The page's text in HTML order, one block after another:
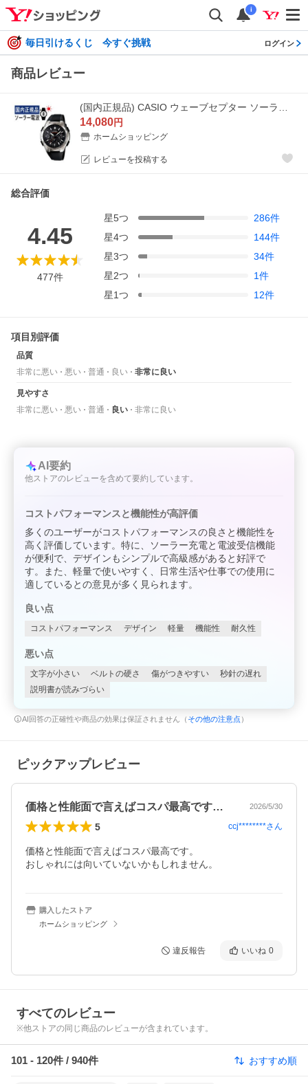
i
毎日引けるくじ 今すぐ挑戦 ログイン
商品レビュー
14,080円
ホームショッピング
レビューを投稿する
総合評価
4.45
477件
星5つ 286件
星4つ 144件
星3つ 34件
星2つ 1件
星1つ 12件
項目別評価
品質
非常に悪い
悪い 普通 良い 非常に良い
見やすさ
非常に悪い
悪い 普通 良い 非常に良い
AI要約
他ストアのレビューを含めて要約しています。
コストパフォーマンスと機能性が高評価
多くのユーザーがコストパフォーマンスの良さと機能性を
高く評価しています。特に、ソーラー充電と電波受信機能
が便利で、デザインもシンプルで高級感があると好評で
す。また、軽量で使いやすく、日常生活や仕事での使用に
適しているとの意見が多く見られます。
良い点
コストパフォーマンス デザイン 軽量 機能性 耐久性
悪い点
文字が小さい ベルトの硬さ 傷がつきやすい
秒針の遅れ
説明書が読みづらい
AI回答の正確性や商品の効果は保証されません（ その他の注意点 ）
ピックアップレビュー
価格と性能面で言えばコスパ最高です。お… 2026/5/30
5 ccj********さん
価格と性能面で言えばコスパ最高です。
おしゃれには向いていないかもしれません。
購入したストア
ホームショッピング
違反報告 いいね 0
すべてのレビュー
※他ストアの同じ商品のレビューが含まれています。
101 - 120件 / 940件 おすすめ順